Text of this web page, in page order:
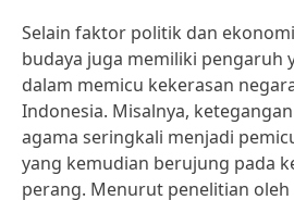
Selain faktor politik dan
budaya juga memiliki pengaruh
dalam memicu kekerasan
Indonesia. Misalnya,
agama seringkali menjadi
yang kemudian berujung pada
perang. Menurut penelitian oleh